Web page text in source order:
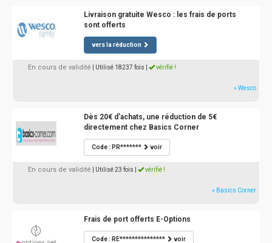
Livraison gratuite Wesco : les frais de ports
sont offerts
vers la réduction
En cours de validité | Utilisé 18237 fois vérifié !
» Wesco
Dès 20€ d'achats, une réduction de 5€
directement chez Basics Corner
Code : PR******* voir
En cours de validité | Utilisé 23 fois vérifié !
» Basics Corner
Frais de port offerts E-Options
Code : RE*************** voir